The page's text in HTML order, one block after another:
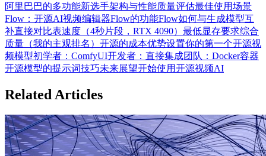
阿里巴巴的多功能新选手架构与性能质量评估最佳使用场景
Flow：开源AI视频编辑器Flow的功能Flow如何与生成模型互
补直接对比表速度（4秒片段，RTX 4090） 最低显存要求综合
质量（我的主观排名） 开源的成本优势设置你的第一个开源视
频模型初学者：ComfyUI开发者：直接集成团队：Docker容器
开源模型的提示词技巧未来展望开始使用开源视频AI
Related Articles